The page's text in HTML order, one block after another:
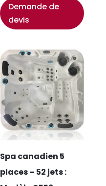
Demande de
devis
Spa canadien 5
places – 52 jets :